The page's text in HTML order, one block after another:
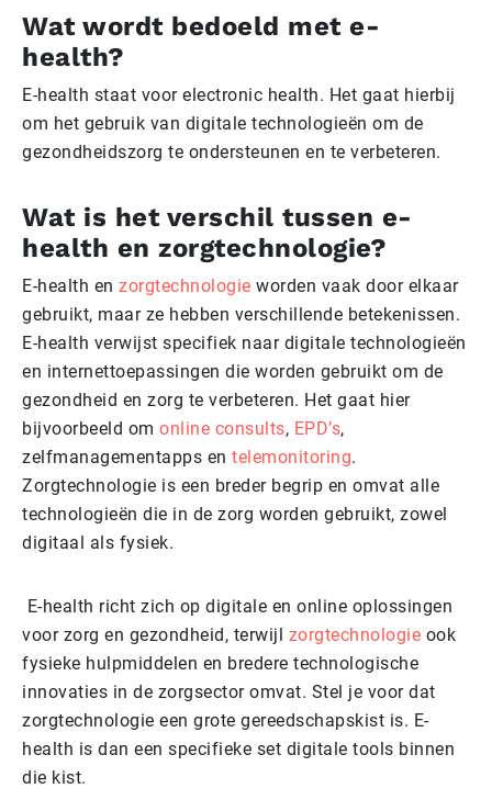
Wat wordt bedoeld met e-
health?
E-health staat voor electronic health. Het gaat hierbij
om het gebruik van digitale technologieën om de
gezondheidszorg te ondersteunen en te verbeteren.
Wat is het verschil tussen e-
health en zorgtechnologie?
E-health en zorgtechnologie worden vaak door elkaar
gebruikt, maar ze hebben verschillende betekenissen.
E-health verwijst specifiek naar digitale technologieën
en internettoepassingen die worden gebruikt om de
gezondheid en zorg te verbeteren. Het gaat hier
bijvoorbeeld om online consults, EPD’s,
zelfmanagementapps en telemonitoring.
Zorgtechnologie is een breder begrip en omvat alle
technologieën die in de zorg worden gebruikt, zowel
digitaal als fysiek.
E-health richt zich op digitale en online oplossingen
voor zorg en gezondheid, terwijl zorgtechnologie ook
fysieke hulpmiddelen en bredere technologische
innovaties in de zorgsector omvat. Stel je voor dat
zorgtechnologie een grote gereedschapskist is. E-
health is dan een specifieke set digitale tools binnen
die kist.